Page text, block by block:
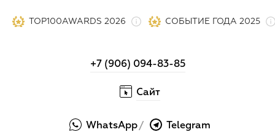
TOP100AWARDS 2026 СОБЫТИЕ ГОДА 2025
+7 (906) 094-83-85
Сайт
WhatsApp/ Telegram